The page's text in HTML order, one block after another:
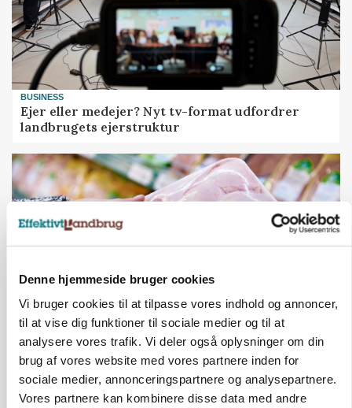
Denne hjemmeside bruger cookies
Vi bruger cookies til at tilpasse vores indhold og annoncer,
til at vise dig funktioner til sociale medier og til at
analysere vores trafik. Vi deler også oplysninger om din
brug af vores website med vores partnere inden for
sociale medier, annonceringspartnere og analysepartnere.
Vores partnere kan kombinere disse data med andre
BUSINESS
Ejer eller medejer? Nyt tv-format udfordrer
landbrugets ejerstruktur
MARKEDSFOKUS
Prisgab på 20 kroner pr. kg vokser: Polsk kylling
presser markedet